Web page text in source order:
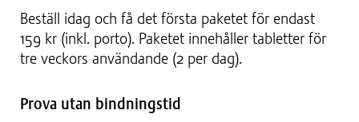
Beställ idag och få det första paketet för endast
159 kr (inkl. porto). Paketet innehåller tabletter för
tre veckors användande (2 per dag).
Prova utan bindningstid